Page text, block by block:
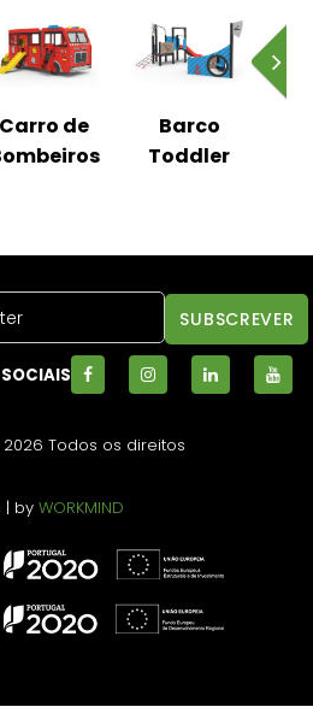
Carro de
Barco
Toddler
2026 Todos os direitos
| byWORKMIND